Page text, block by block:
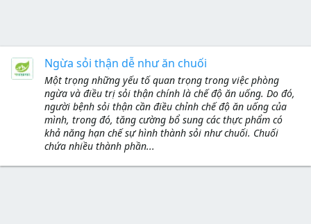
Ngừa sỏi thận dễ như ăn chuối
Một trọng những yếu tố quan trọng trong việc phòng
ngừa và điều trị sỏi thận chính là chế độ ăn uống. Do đó,
người bệnh sỏi thận cần điều chỉnh chế độ ăn uống của
mình, trong đó, tăng cường bổ sung các thực phẩm có
khả năng hạn chế sự hình thành sỏi như chuối. Chuối
chứa nhiều thành phần...